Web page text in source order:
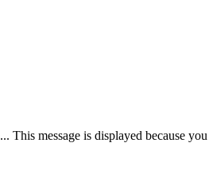
message is displayed because